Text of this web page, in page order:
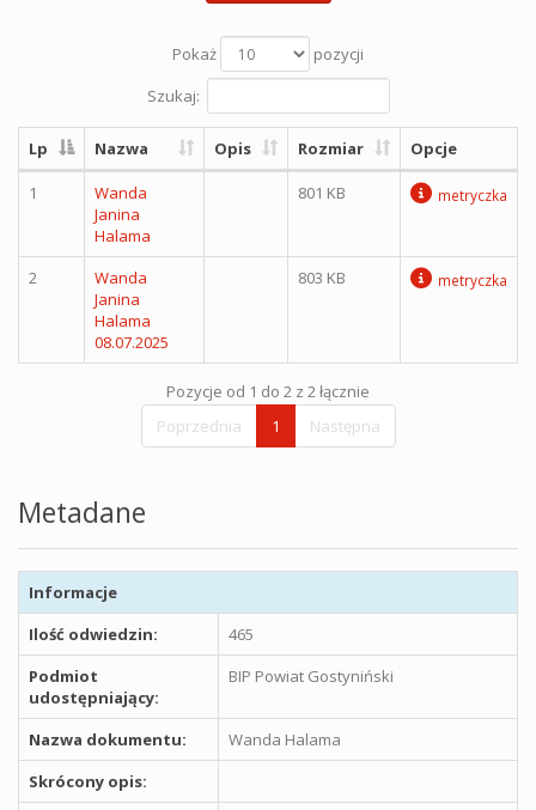
Pokaż
pozycji
Szukaj:
Lp Nazwa Opis Rozmiar Opcje
1
Wanda
Janina
Halama
801 KB metryczka
2
Wanda
Janina
Halama
08.07.2025
803 KB metryczka
Pozycje od 1 do 2 z 2 łącznie
Poprzednia
1 Następna
Metadane
Informacje
Ilość odwiedzin:
465
Podmiot
udostępniający:
BIP Powiat Gostyniński
Nazwa dokumentu:
Wanda Halama
Skrócony opis: